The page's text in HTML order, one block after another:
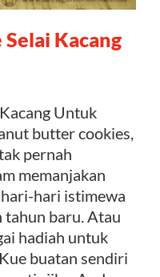
Kacang
Untuk
butter cookies,
pernah
memanjakan
hari istimewa
tahun baru. Atau
hadiah untuk
buatan sendiri